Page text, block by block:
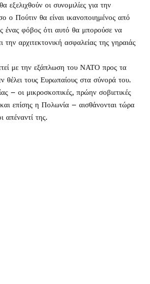
οι συνομιλίες για την
ο Πούτιν θα είναι ικανοποιημένος από
ένας φόβος ότι αυτό θα μπορούσε να
την αρχιτεκτονική ασφαλείας της γηραιάς
με την εξάπλωση του ΝΑΤΟ προς τα
θέλει τους Ευρωπαίους στα σύνορά του.
– οι μικροσκοπικές, πρώην σοβιετικές
επίσης η Πολωνία – αισθάνονται τώρα
απέναντί της.